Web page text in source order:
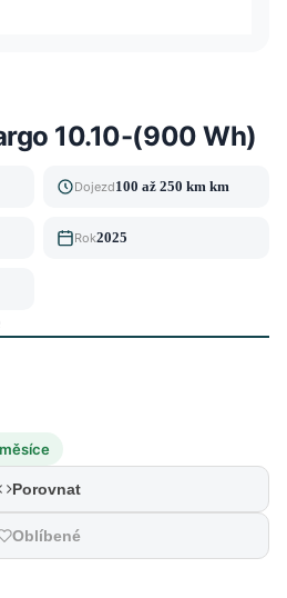
10.10-(900 Wh)
Dojezd100 až 250 km km
Rok2025
Porovnat
Oblíbené